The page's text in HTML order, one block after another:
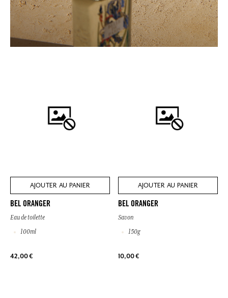
AJOUTER AU PANIER
BEL ORANGER
Eau de toilette
100ml
42,00 €
AJOUTER AU PANIER
BEL ORANGER
Savon
150g
10,00 €